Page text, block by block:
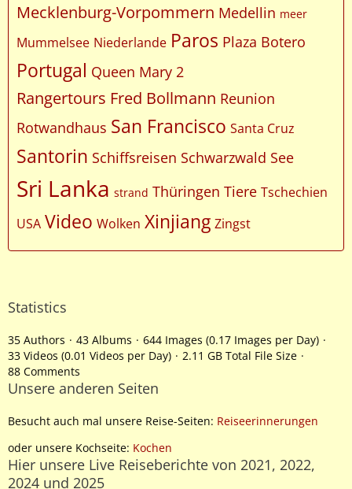
Mecklenburg-Vorpommern Medellin meer
Mummelsee Niederlande Paros Plaza Botero
Portugal Queen Mary 2
Rangertours Fred Bollmann Reunion
Rotwandhaus San Francisco Santa Cruz
Santorin Schiffsreisen Schwarzwald See
Sri Lanka strand Thüringen Tiere Tschechien
USA Video Wolken Xinjiang Zingst
Statistics
35 Authors 43 Albums
644 Images (0.17 Images per Day)
33 Videos (0.01 Videos per Day)
2.11 GB Total File Size
88 Comments
Unsere anderen Seiten
Besucht auch mal unsere Reise-Seiten: Reiseerinnerungen
oder unsere Kochseite: Kochen
Hier unsere Live Reiseberichte von 2021, 2022,
2024 und 2025